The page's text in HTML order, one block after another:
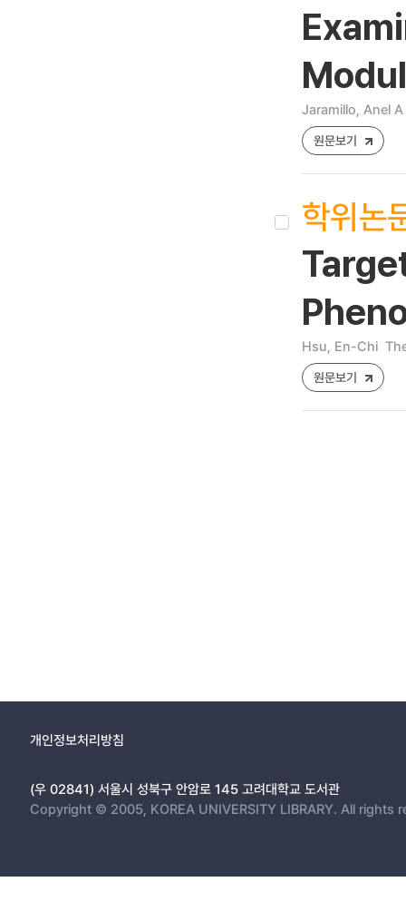
Jaramillo, Anel A
원문보기
학위논
Hsu, En-Chi
원문보기
개인정보처리방침
(우 02841) 서울시 성북구 안암로 145 고려대학교 도서관
Copyright © 2005, KOREA UNIVERSITY LIBRARY. All rights